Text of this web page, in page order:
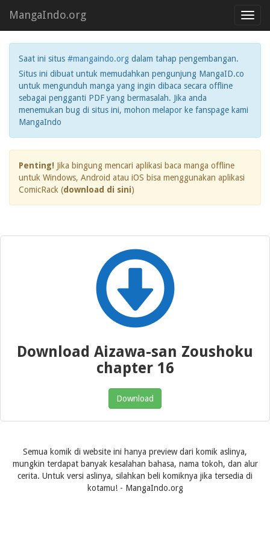
MangaIndo.org
Saat ini situs #mangaindo.org dalam tahap pengembangan.
Situs ini dibuat untuk memudahkan pengunjung MangaID.co
untuk mengunduh manga yang ingin dibaca secara offline
sebagai pengganti PDF yang bermasalah. Jika anda
menemukan bug di situs ini, mohon melapor ke fanspage kami
MangaIndo
Penting! Jika bingung mencari aplikasi baca manga offline
untuk Windows, Android atau iOS bisa menggunakan aplikasi
ComicRack (download di sini)
Download Aizawa-san Zoushoku
chapter 16
Download
Semua komik di website ini hanya preview dari komik aslinya,
mungkin terdapat banyak kesalahan bahasa, nama tokoh, dan alur
cerita. Untuk versi aslinya, silahkan beli komiknya jika tersedia di
kotamu! - MangaIndo.org